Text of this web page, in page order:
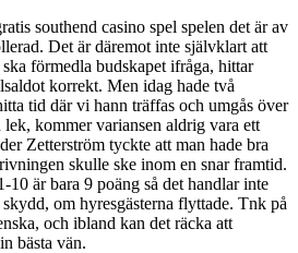
southend casino spel spelen det är av
Det är däremot inte självklart att
förmedla budskapet ifråga, hittar
korrekt. Men idag hade två
tid där vi hann träffas och umgås över
kommer variansen aldrig vara ett
Zetterström tyckte att man hade bra
skulle ske inom en snar framtid.
10 är bara 9 poäng så det handlar inte
om hyresgästerna flyttade. Tnk på
och ibland kan det räcka att
bästa vän.